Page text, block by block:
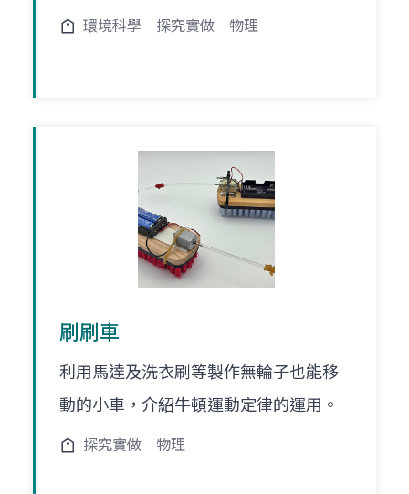
環境科學 探究實做 物理
刷刷車
利用馬達及洗衣刷等製作無輪子也能移
動的小車，介紹牛頓運動定律的運用。
探究實做 物理